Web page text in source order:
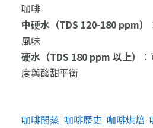
咖啡
中硬水（TDS 120-180 ppm）
風味
硬水（TDS 180 ppm 以上）
度與酸甜平衡
咖啡悶蒸 咖啡歷史 咖啡烘焙